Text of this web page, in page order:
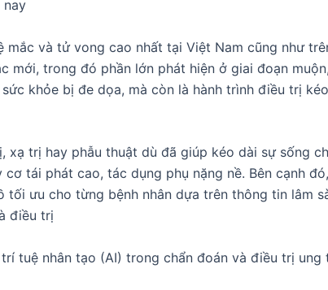
nay
và tử vong cao nhất tại Việt Nam cũng như
mới, trong đó phần lớn phát hiện ở giai đoạn
khỏe bị đe dọa, mà còn là hành trình điều trị
trị hay phẫu thuật dù đã giúp kéo dài sự sống
tái phát cao, tác dụng phụ nặng nề. Bên cạnh
ưu cho từng bệnh nhân dựa trên thông tin lâm
điều trị
tuệ nhân tạo (AI) trong chẩn đoán và điều trị ung